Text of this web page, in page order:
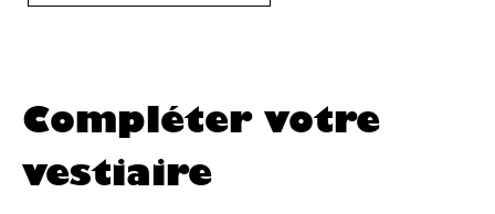
Compléter votre
vestiaire